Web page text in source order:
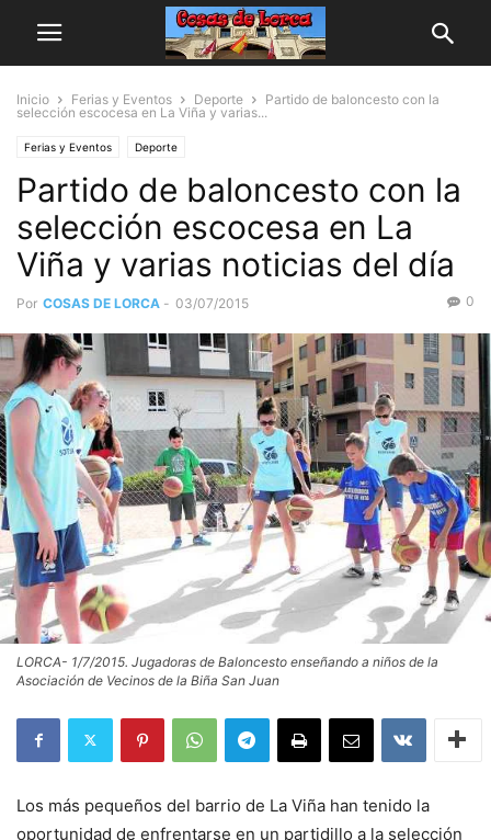
Inicio Ferias y Eventos Deporte
Partido de baloncesto con la
selección escocesa en La Viña y varias...
Ferias y Eventos Deporte
Partido de baloncesto con la
selección escocesa en La
Viña y varias noticias del día
Por COSAS DE LORCA - 03/07/2015 0
LORCA- 1/7/2015. Jugadoras de Baloncesto enseñando a niños de la
Asociación de Vecinos de la Biña San Juan
Los más pequeños del barrio de La Viña han tenido la
oportunidad de enfrentarse en un partidillo a la selección